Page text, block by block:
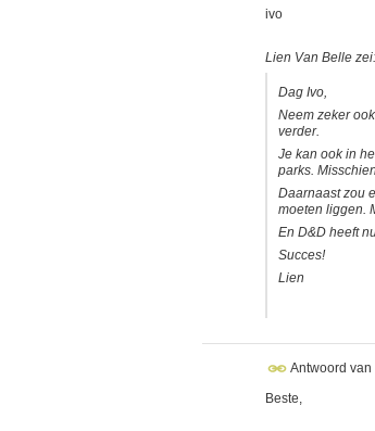
ivo
Lien Van Belle zei:
Dag Ivo,
Neem zeker
verder.
Je kan ook in
parks.
Daarnaast zou
moeten liggen.
En D&D heeft
Succes!
Lien
Antwoord van
Beste,